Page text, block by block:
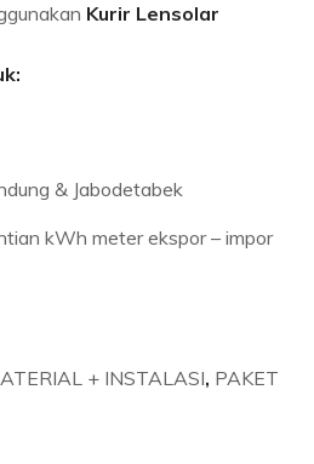
Kurir Lensolar
& Jabodetabek
kWh meter ekspor – impor
+ INSTALASI, PAKET